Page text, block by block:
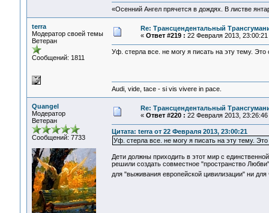
«Осенний Ангел прячется в дождях. В листве
terra
Модератор своей темы
Ветеран
Сообщений: 1811
Re: Трансцендентальный
« Ответ #219 : 22 Февраля 2013, 23:00:21
Уф. стерла все. не могу я писать на эту тему.
Audi, vide, tace - si vis vivere in pace.
Quangel
Модератор
Ветеран
Сообщений: 7733
Re: Трансцендентальный
« Ответ #220 : 22 Февраля 2013, 23:26:46
Цитата: terra от 22 Февраля 2013, 23:00:21
Уф. стерла все. не могу я писать на эту тему.
Дети должны приходить в этот мир с
решили создать совместное "пространство
для "выживания европейской цивилизации" ни